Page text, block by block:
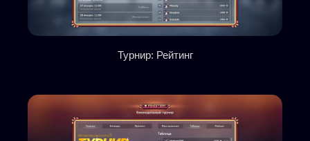
Турнир: Рейтинг